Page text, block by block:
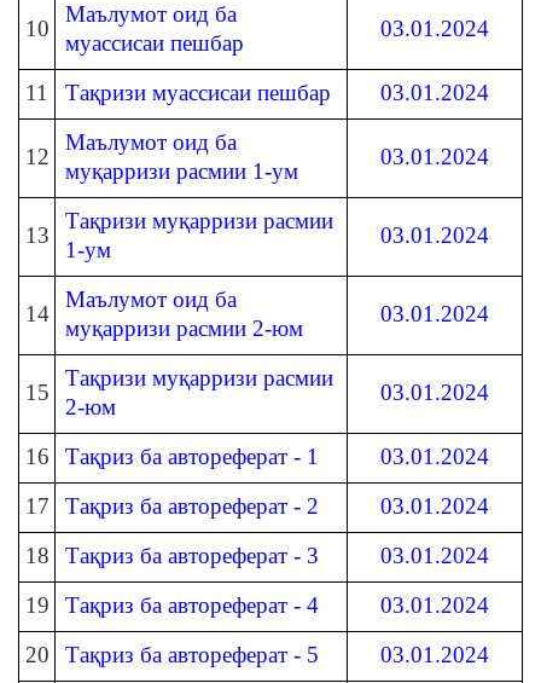
10
Маълумот оид ба
муассисаи пешбар
03.01.2024
11 Тақризи муассисаи пешбар 03.01.2024
12
Маълумот оид ба
муқарризи расмии 1-ум
03.01.2024
13
Тақризи муқарризи расмии
1-ум
03.01.2024
14
Маълумот оид ба
муқарризи расмии 2-юм
03.01.2024
15
Тақризи муқарризи расмии
2-юм
03.01.2024
16 Тақриз ба автореферат - 1
03.01.2024
17
Тақриз ба автореферат - 2
03.01.2024
18
Тақриз ба автореферат - 3
03.01.2024
19
Тақриз ба автореферат - 4
03.01.2024
20
Тақриз ба автореферат - 5 03.01.2024